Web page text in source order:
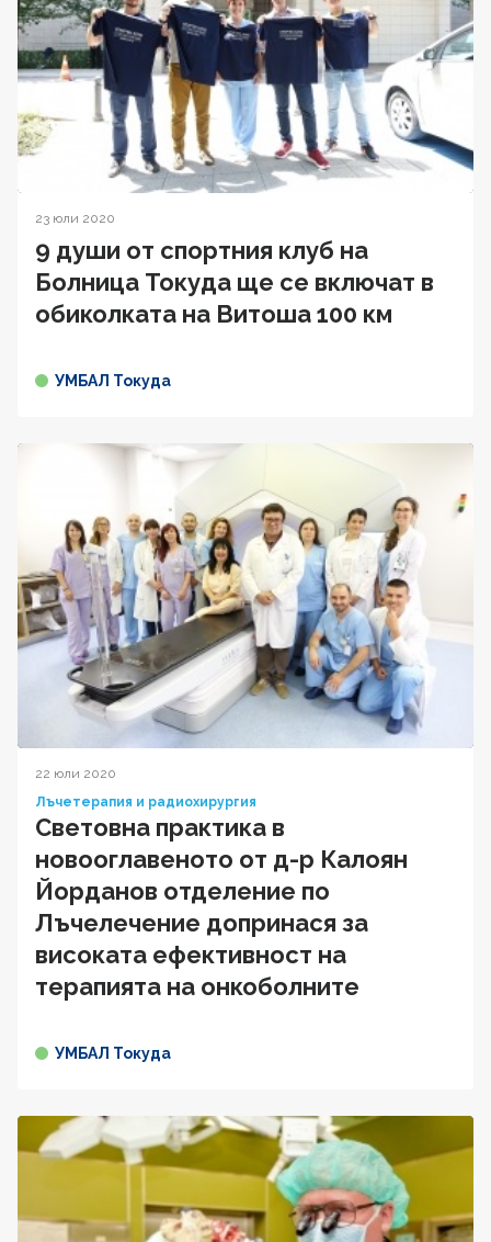
23 юли 2020
9 души от спортния клуб на
Болница Токуда ще се включат в
oбиколката на Витоша 100 км
УМБАЛ Токуда
22 юли 2020
Лъчетерапия и радиохирургия
Световна практика в
новооглавеното от д-р Калоян
Йорданов отделение по
Лъчелечение допринася за
високата ефективност на
терапията на онкоболните
УМБАЛ Токуда